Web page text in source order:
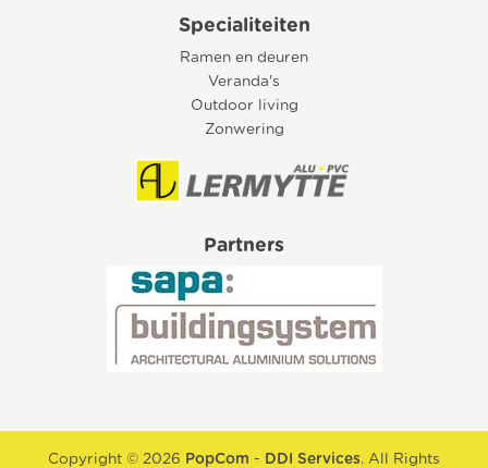
Specialiteiten
Ramen en deuren
Veranda's
Outdoor living
Zonwering
Partners
Copyright © 2026 PopCom - DDI Services. All Rights